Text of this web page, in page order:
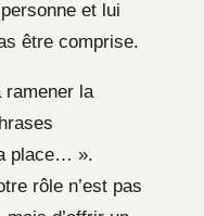
et lui
être comprise.
ramener la
place… ».
rôle n’est pas